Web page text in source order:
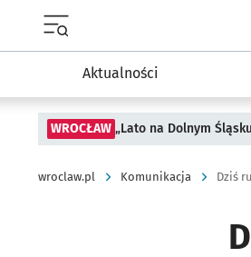
Aktualności
WROCŁAW „Lato na Dolnym
wroclaw.pl Komunikacja Dziś